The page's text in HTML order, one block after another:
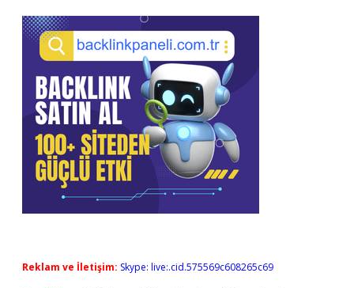
Reklam ve İletişim: Skype: live:.cid.575569c608265c69